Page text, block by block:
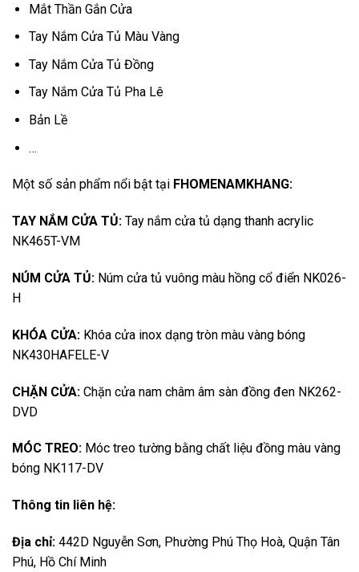
Mắt Thần Gắn Cửa
Tay Nắm Cửa Tủ Màu Vàng
Tay Nắm Cửa Tủ Đồng
Tay Nắm Cửa Tủ Pha Lê
Bản Lề
…
Một số sản phẩm nổi bật tại FHOMENAMKHANG:
TAY NẮM CỬA TỦ: Tay nắm cửa tủ dạng thanh acrylic
NK465T-VM
NÚM CỬA TỦ: Núm cửa tủ vuông màu hồng cổ điển NK026-
H
KHÓA CỬA: Khóa cửa inox dạng tròn màu vàng bóng
NK430HAFELE-V
CHẶN CỬA: Chặn cửa nam châm âm sàn đồng đen NK262-
DVD
MÓC TREO: Móc treo tường bằng chất liệu đồng màu vàng
bóng NK117-DV
Thông tin liên hệ:
Địa chỉ: 442D Nguyễn Sơn, Phường Phú Thọ Hoà, Quận Tân
Phú, Hồ Chí Minh